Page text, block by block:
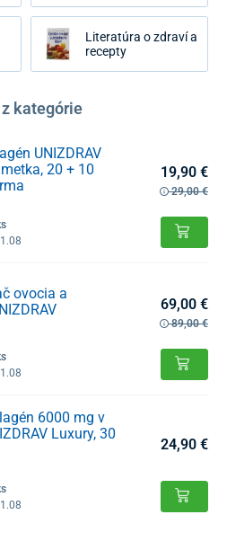
Literatúra o zdraví a
recepty
kategórie
UNIZDRAV
20 + 10
19,90 €
29,00 €
ovocia a
69,00 €
89,00 €
6000 mg v
Luxury, 30
24,90 €